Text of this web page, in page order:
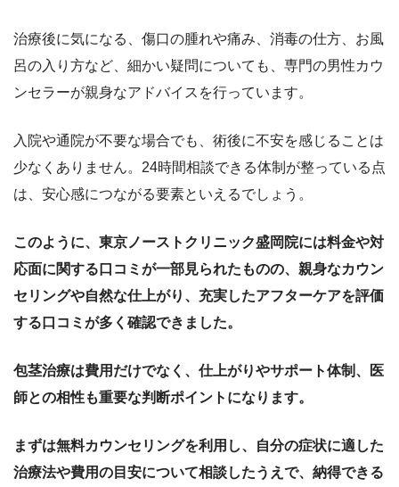
治療後に気になる、傷口の腫れや痛み、消毒の仕方、お風
呂の入り方など、細かい疑問についても、専門の男性カウ
ンセラーが親身なアドバイスを行っています。
入院や通院が不要な場合でも、術後に不安を感じることは
少なくありません。24時間相談できる体制が整っている点
は、安心感につながる要素といえるでしょう。
このように、東京ノーストクリニック盛岡院には料金や対
応面に関する口コミが一部見られたものの、親身なカウン
セリングや自然な仕上がり、充実したアフターケアを評価
する口コミが多く確認できました。
包茎治療は費用だけでなく、仕上がりやサポート体制、医
師との相性も重要な判断ポイントになります。
まずは無料カウンセリングを利用し、自分の症状に適した
治療法や費用の目安について相談したうえで、納得できる